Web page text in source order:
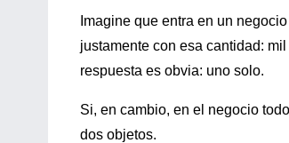
Imagine que entra en un
justamente con esa cantidad:
respuesta es obvia: uno solo.
Si, en cambio, en el negocio
dos objetos.